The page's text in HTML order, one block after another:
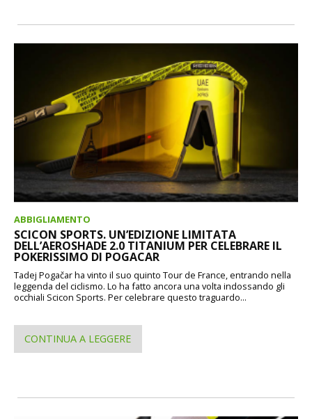
ABBIGLIAMENTO
SCICON SPORTS. UN’EDIZIONE LIMITATA
DELL’AEROSHADE 2.0 TITANIUM PER CELEBRARE IL
POKERISSIMO DI POGACAR
Tadej Pogačar ha vinto il suo quinto Tour de France, entrando nella
leggenda del ciclismo. Lo ha fatto ancora una volta indossando gli
occhiali Scicon Sports. Per celebrare questo traguardo...
CONTINUA A LEGGERE